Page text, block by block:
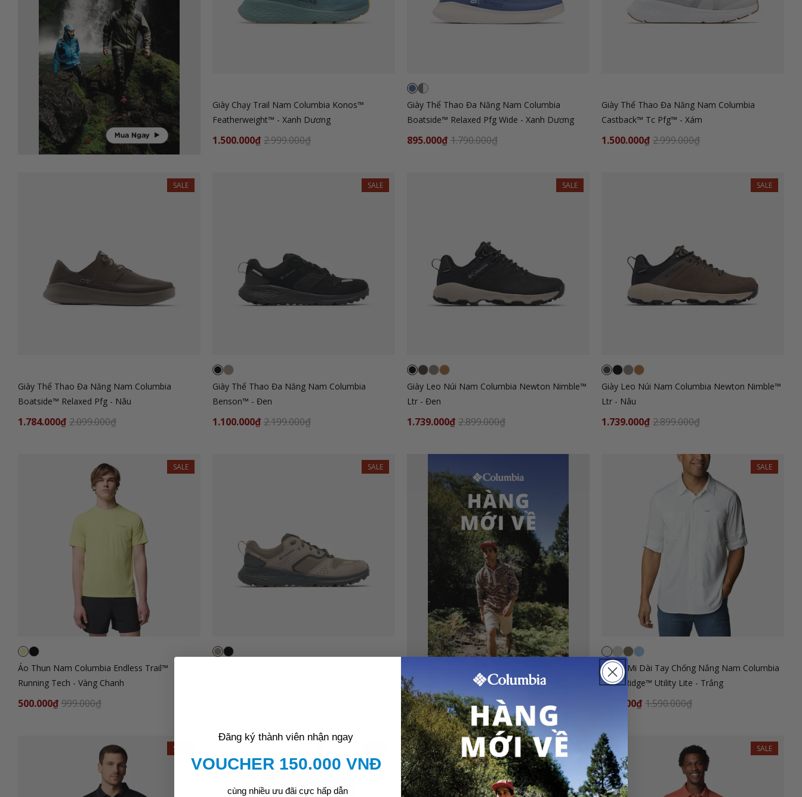
Giày Chạy Trail Nam Columbia Konos™
Featherweight™ - Xanh Dương
1.500.000₫ 2.999.000₫
Giày Thể Thao Đa Năng Nam Columbia
Boatside™ Relaxed Pfg Wide - Xanh Dương
895.000₫ 1.790.000₫
Giày Thể Thao Đa Năng Nam Columbia
Castback™ Tc Pfg™ - Xám
1.500.000₫ 2.999.000₫
SALE
Giày Thể Thao Đa Năng Nam Columbia
Boatside™ Relaxed Pfg - Nâu
1.784.000₫ 2.099.000₫
SALE
Giày Thể Thao Đa Năng Nam Columbia
Benson™ - Đen
1.100.000₫ 2.199.000₫
SALE
Giày Leo Núi Nam Columbia Newton Nimble™
Ltr - Đen
1.739.000₫ 2.899.000₫
SALE
Giày Leo Núi Nam Columbia Newton Nimble™
Ltr - Nâu
1.739.000₫ 2.899.000₫
SALE
Áo Thun Nam Columbia Endless Trail™
Running Tech - Vàng Chanh
500.000₫ 999.000₫
SALE SALE
Áo Sơ Mi Dài Tay Chống Nắng Nam Columbia
Silver Ridge™ Utility Lite - Trắng
795.000₫ 1.590.000₫
SALE SALE SALE
Đăng ký thành viên nhận ngay
VOUCHER 150.000 VNĐ
cùng nhiều ưu đãi cực hấp dẫn